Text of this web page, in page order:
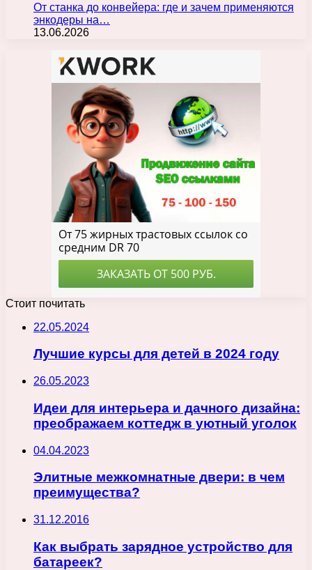
От станка до конвейера: где и зачем применяются
энкодеры на…
13.06.2026
Стоит почитать
22.05.2024
Лучшие курсы для детей в 2024 году
26.05.2023
Идеи для интерьера и дачного дизайна:
преображаем коттедж в уютный уголок
04.04.2023
Элитные межкомнатные двери: в чем
преимущества?
31.12.2016
Как выбрать зарядное устройство для
батареек?